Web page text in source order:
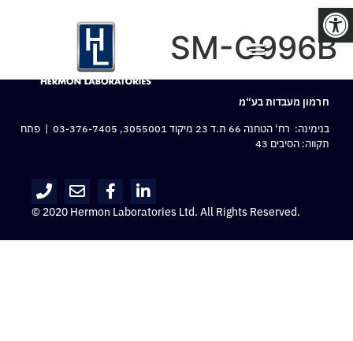
פתח סרגל נגישות
SM-G996B
חרמון מעבדות בע“מ
בנימינה: רח‘ הטחנה 66 ת.ד 23 מיקוד 3055001,
03-376-7405 | פתח
תקווה: הסיבים 43
© 2020 Hermon Laboratories Ltd. All Rights Reserved.